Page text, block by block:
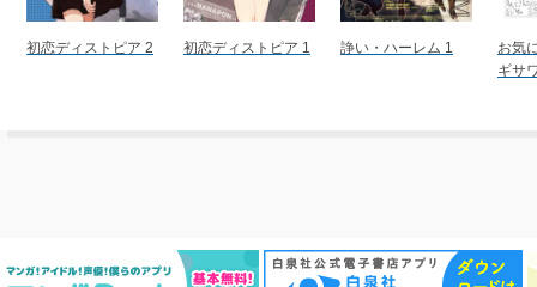
初恋ディストピア 2 初恋ディストピア 1 諍い・ハーレム 1
お気
ギサ